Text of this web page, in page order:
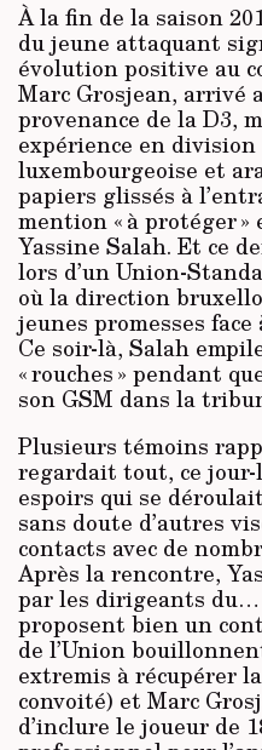
À la fin de la saison
du jeune attaquant
évolution positive au
Marc Grosjean, arrivé
provenance de la D3,
expérience en division
luxembourgeoise et
papiers glissés à
mention « à protéger »
Yassine Salah. Et ce
lors d’un Union-
où la direction
jeunes promesses
Ce soir-là, Salah
« rouches » pendant
son GSM dans la
Plusieurs témoins
regardait tout, ce jour-
espoirs qui se
sans doute d’autres
contacts avec de
Après la rencontre,
par les dirigeants
proposent bien un
de l’Union
extremis à récupérer
convoité) et Marc
d’inclure le joueur de